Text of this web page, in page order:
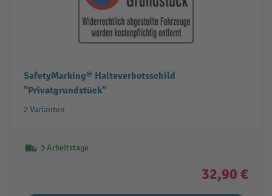
SafetyMarking® Halteverbotsschild
"Privatgrundstück"
2 Varianten
3 Arbeitstage
32,90 €